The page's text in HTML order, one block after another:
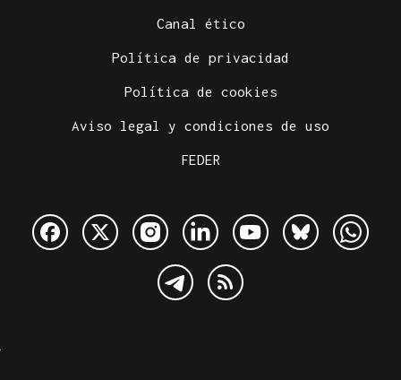
Canal ético
Política de privacidad
Política de cookies
Aviso legal y condiciones de uso
FEDER